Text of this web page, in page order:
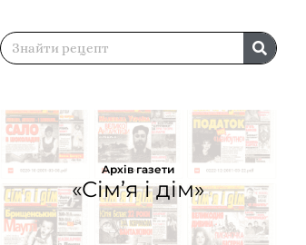
Архів газети
«Сім’я і дім»